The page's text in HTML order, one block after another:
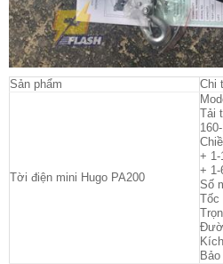
Sản phẩm Chi
Tời điện mini Hugo PA200
+ 1-
+ 1-
Số